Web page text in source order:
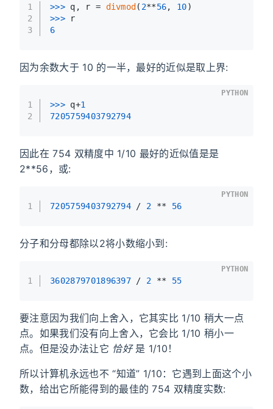
1
2
3
>>> q, r = divmod ( 2**56, 10)
>>>
r
6
因为余数大于 10 的一半，最好的近似是取上界:
1
2
>>> q+1
7205759403792794
PYTHON
因此在 754 双精度中 1/10 最好的近似值是是
2**56，或:
1 7205759403792794 / 2 ** 56
PYTHON
分子和分母都除以2将小数缩小到:
1 3602879701896397 / 2 ** 55
PYTHON
要注意因为我们向上舍入，它其实比 1/10 稍大一点
点。如果我们没有向上舍入，它会比 1/10 稍小一
点。但是没办法让它 恰好是 1/10！
所以计算机永远也不 “知道” 1/10：它遇到上面这个小
数，给出它所能得到的最佳的 754 双精度实数: